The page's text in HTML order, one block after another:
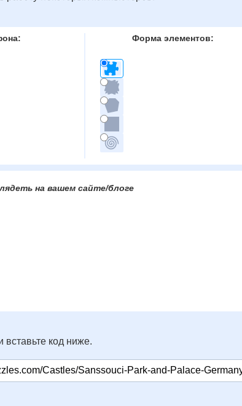
Форма элементов:
на вашем сайте/блоге
вставьте код ниже.